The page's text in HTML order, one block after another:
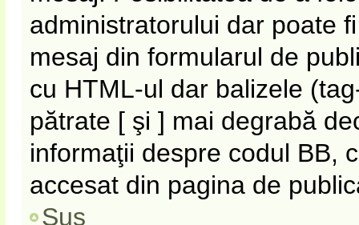
administratorului dar poate
mesaj din formularul de
cu HTML-ul dar balizele
pătrate [ şi ] mai degrabă
informaţii despre codul BB,
accesat din pagina de
Sus